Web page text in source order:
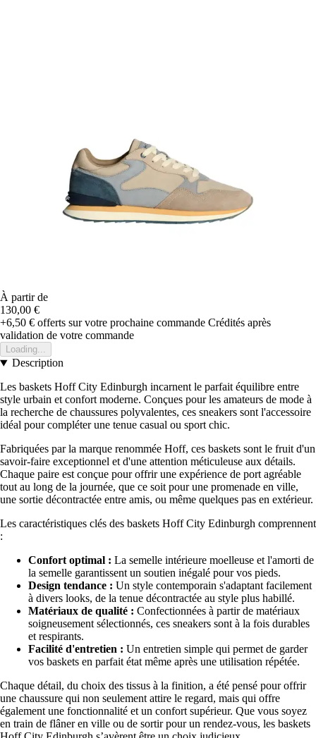
À partir de
130,00 €
+6,50 € offerts sur votre prochaine commande Crédités après
validation de votre commande
Loading...
Description
Les baskets Hoff City Edinburgh incarnent le parfait équilibre entre
style urbain et confort moderne. Conçues pour les amateurs de mode à
la recherche de chaussures polyvalentes, ces sneakers sont l'accessoire
idéal pour compléter une tenue casual ou sport chic.
Fabriquées par la marque renommée Hoff, ces baskets sont le fruit d'un
savoir-faire exceptionnel et d'une attention méticuleuse aux détails.
Chaque paire est conçue pour offrir une expérience de port agréable
tout au long de la journée, que ce soit pour une promenade en ville,
une sortie décontractée entre amis, ou même quelques pas en extérieur.
Les caractéristiques clés des baskets Hoff City Edinburgh comprennent
:
Confort optimal : La semelle intérieure moelleuse et l'amorti de
la semelle garantissent un soutien inégalé pour vos pieds.
Design tendance : Un style contemporain s'adaptant facilement
à divers looks, de la tenue décontractée au style plus habillé.
Matériaux de qualité : Confectionnées à partir de matériaux
soigneusement sélectionnés, ces sneakers sont à la fois durables
et respirants.
Facilité d'entretien : Un entretien simple qui permet de garder
vos baskets en parfait état même après une utilisation répétée.
Chaque détail, du choix des tissus à la finition, a été pensé pour offrir
une chaussure qui non seulement attire le regard, mais qui offre
également une fonctionnalité et un confort supérieur. Que vous soyez
en train de flâner en ville ou de sortir pour un rendez-vous, les baskets